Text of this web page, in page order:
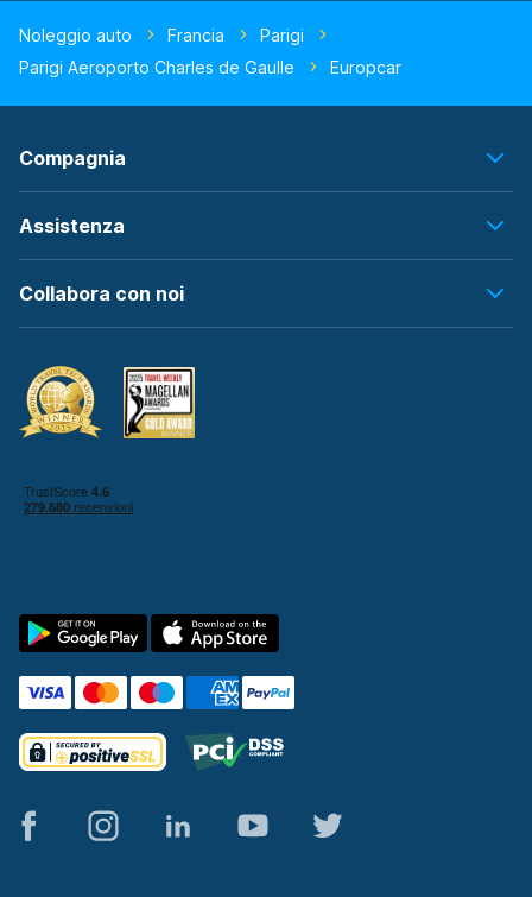
Noleggio auto Francia
Parigi
Parigi Aeroporto Charles de Gaulle
Europcar
Compagnia
Assistenza
Collabora con noi